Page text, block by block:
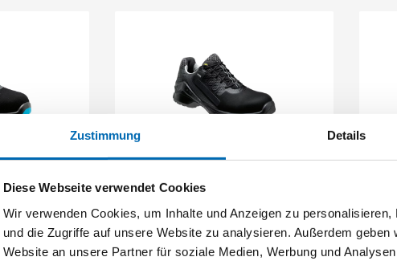
Zustimmung Details
Diese Webseite verwendet Cookies
Wir verwenden Cookies, um Inhalte und Anzeigen zu
und die Zugriffe auf unsere Website zu analysieren. Außerdem
Website an unsere Partner für soziale Medien, Werbung und
S1P
13 Ausführungen